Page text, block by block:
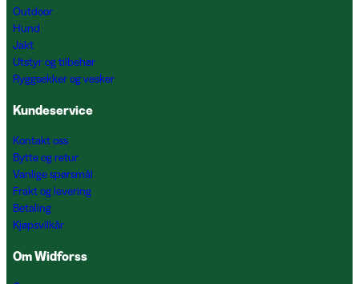
Outdoor
Hund
Jakt
Utstyr og tilbehør
Ryggsekker og vesker
Kundeservice
Kontakt oss
Bytte og retur
Vanlige spørsmål
Frakt og levering
Betaling
Kjøpsvilkår
Om Widforss